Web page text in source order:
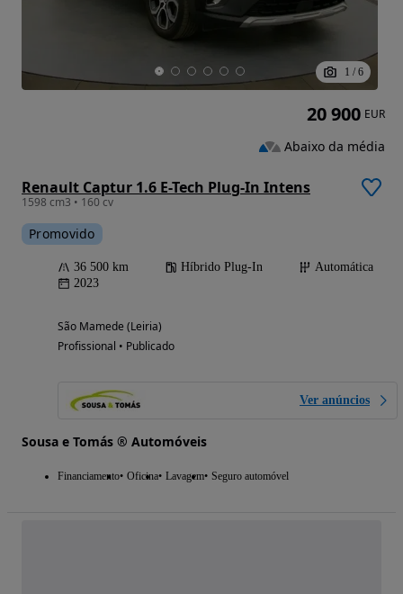
1 / 6
Renault Captur 1.6 E-Tech Plug-In Intens
1598 cm3 • 160 cv
Promovido
36 500 km Híbrido Plug-In
Automática
2023
São Mamede (Leiria)
Profissional • Publicado
Ver anúncios
Sousa e Tomás ® Automóveis
Financiamento Oficina Lavagem Seguro automóvel
20 900 EUR
Abaixo da média